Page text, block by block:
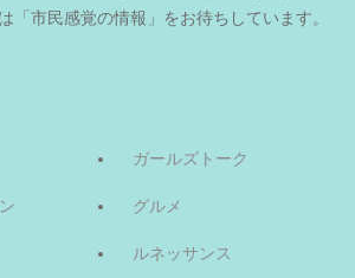
「市民感覚の情報」をお待ちしています。
ガールズトーク
グルメ
ルネッサンス